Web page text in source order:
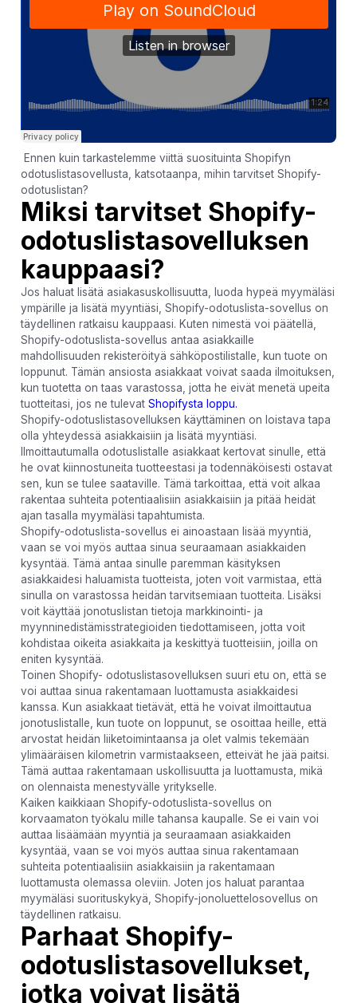
Ennen kuin tarkastelemme viittä suosituinta Shopifyn
odotuslistasovellusta, katsotaanpa, mihin tarvitset Shopify-
odotuslistan?
Miksi tarvitset Shopify-
odotuslistasovelluksen
kauppaasi?
Jos haluat lisätä asiakasuskollisuutta, luoda hypeä myymäläsi
ympärille ja lisätä myyntiäsi, Shopify-odotuslista-sovellus on
täydellinen ratkaisu kauppaasi. Kuten nimestä voi päätellä,
Shopify-odotuslista-sovellus antaa asiakkaille
mahdollisuuden rekisteröityä sähköpostilistalle, kun tuote on
loppunut. Tämän ansiosta asiakkaat voivat saada ilmoituksen,
kun tuotetta on taas varastossa, jotta he eivät menetä upeita
tuotteitasi, jos ne tulevat Shopifysta loppu.
Shopify-odotuslistasovelluksen käyttäminen on loistava tapa
olla yhteydessä asiakkaisiin ja lisätä myyntiäsi.
Ilmoittautumalla odotuslistalle asiakkaat kertovat sinulle, että
he ovat kiinnostuneita tuotteestasi ja todennäköisesti ostavat
sen, kun se tulee saataville. Tämä tarkoittaa, että voit alkaa
rakentaa suhteita potentiaalisiin asiakkaisiin ja pitää heidät
ajan tasalla myymäläsi tapahtumista.
Shopify-odotuslista-sovellus ei ainoastaan ​​lisää myyntiä,
vaan se voi myös auttaa sinua seuraamaan asiakkaiden
kysyntää. Tämä antaa sinulle paremman käsityksen
asiakkaidesi haluamista tuotteista, joten voit varmistaa, että
sinulla on varastossa heidän tarvitsemiaan tuotteita. Lisäksi
voit käyttää jonotuslistan tietoja markkinointi- ja
myynninedistämisstrategioiden tiedottamiseen, jotta voit
kohdistaa oikeita asiakkaita ja keskittyä tuotteisiin, joilla on
eniten kysyntää.
Toinen Shopify- odotuslistasovelluksen suuri etu on, että se
voi auttaa sinua rakentamaan luottamusta asiakkaidesi
kanssa. Kun asiakkaat tietävät, että he voivat ilmoittautua
jonotuslistalle, kun tuote on loppunut, se osoittaa heille, että
arvostat heidän liiketoimintaansa ja olet valmis tekemään
ylimääräisen kilometrin varmistaakseen, etteivät he jää paitsi.
Tämä auttaa rakentamaan uskollisuutta ja luottamusta, mikä
on olennaista menestyvälle yritykselle.
Kaiken kaikkiaan Shopify-odotuslista-sovellus on
korvaamaton työkalu mille tahansa kaupalle. Se ei vain voi
auttaa lisäämään myyntiä ja seuraamaan asiakkaiden
kysyntää, vaan se voi myös auttaa sinua rakentamaan
suhteita potentiaalisiin asiakkaisiin ja rakentamaan
luottamusta olemassa oleviin. Joten jos haluat parantaa
myymäläsi suorituskykyä, Shopify-jonoluettelosovellus on
täydellinen ratkaisu.
Parhaat Shopify-
odotuslistasovellukset,
jotka voivat lisätä